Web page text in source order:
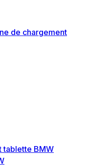
de chargement
tablette BMW